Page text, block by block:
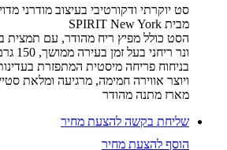
סט יוקרתי ודקורטיבי בעיצוב מודרני
מבית SPIRIT New York
הסט כולל מפיץ ריח מהודר, עם תמצית בושם,
ונר ריחני בעל זמן בעירה ממושך, 150 גרם
בניחוח פריחה מיסטית המתפזרת
ויוצר אווירה חמימה, מרגיעה ומלאת
מארז מתנה מהודר
שליחת בקשה להצעת מחיר